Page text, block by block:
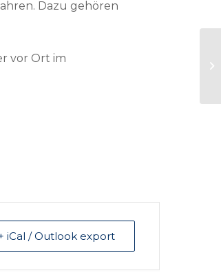
Dazu gehören
vor Ort im
iCal / Outlook export